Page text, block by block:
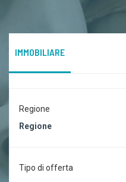
IMMOBILIARE
Regione
Regione
Tipo di offerta